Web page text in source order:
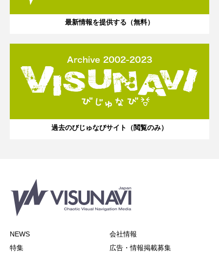
最新情報を提供する（無料）
過去のびじゅなびサイト（閲覧のみ）
NEWS
特集
会社情報
広告・情報掲載募集